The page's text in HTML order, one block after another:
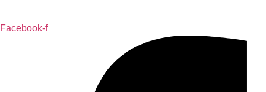
Facebook-f